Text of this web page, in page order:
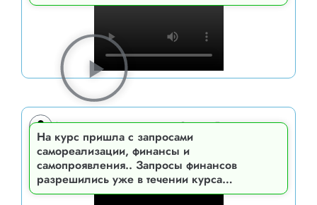
Анжелика, ченица курса Сатори-Графика
На курс пришла с запросами
самореализации, финансы и
самопроявления.. Запросы финансов
разрешились уже в течении курса…